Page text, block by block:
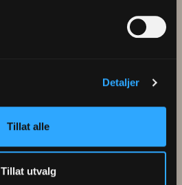
Detaljer
Tillat alle
Tillat utvalg